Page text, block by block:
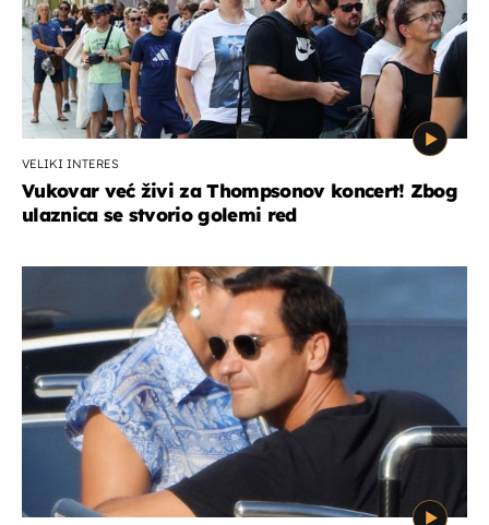
VELIKI INTERES
Vukovar već živi za Thompsonov koncert! Zbog
ulaznica se stvorio golemi red